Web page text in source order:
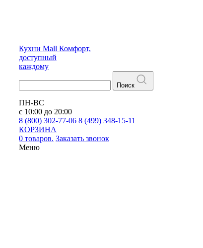
Кухни Mall Комфорт,
доступный
каждому
Поиск
ПН-ВС
с 10:00 до 20:00
8 (800) 302-77-06 8 (499) 348-15-11
КОРЗИНА
0 товаров. Заказать звонок
Меню